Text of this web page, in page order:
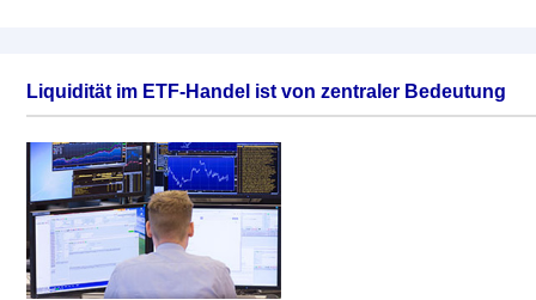
Liquidität im ETF-Handel ist von zentraler Bedeutung